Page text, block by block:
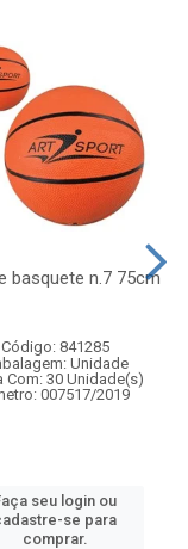
basquete n.7 75cm
Código: 841285
Unidade
Com: 30 Unidade(s)
007517/2019
seu login ou
se para
comprar.